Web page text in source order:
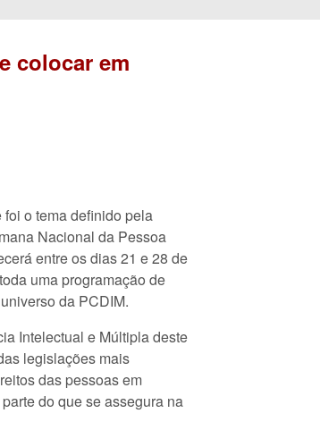
colocar em
foi o tema definido pela
Nacional da Pessoa
entre os dias 21 e 28 de
uma programação de
da PCDIM.
Intelectual e Múltipla deste
legislações mais
das pessoas em
do que se assegura na